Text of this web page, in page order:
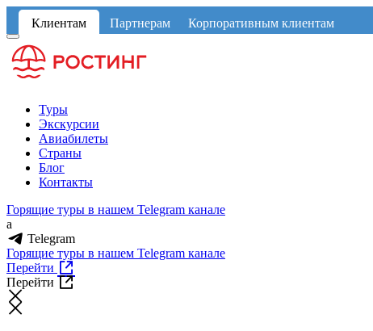
Клиентам Партнерам Корпоративным клиентам
Туры
Экскурсии
Авиабилеты
Страны
Блог
Контакты
Горящие туры в нашем Telegram канале
a
Telegram
Горящие туры в нашем Telegram канале
Перейти
Перейти